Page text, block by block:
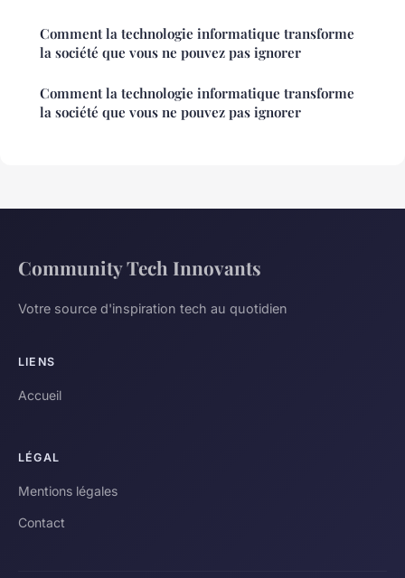
Comment la technologie informatique transforme
la société que vous ne pouvez pas ignorer
Comment la technologie informatique transforme
la société que vous ne pouvez pas ignorer
Community Tech Innovants
Votre source d'inspiration tech au quotidien
LIENS
Accueil
LÉGAL
Mentions légales
Contact